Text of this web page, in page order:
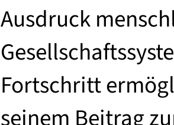
Ausdruck
Fortschritt